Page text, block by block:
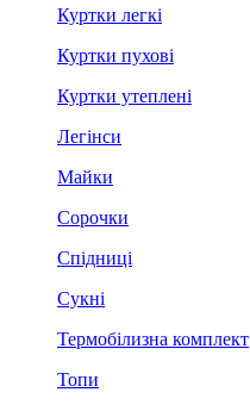
Куртки легкі
Куртки пухові
Куртки утеплені
Легінси
Майки
Сорочки
Спідниці
Сукні
Термобілизна комплект
Топи